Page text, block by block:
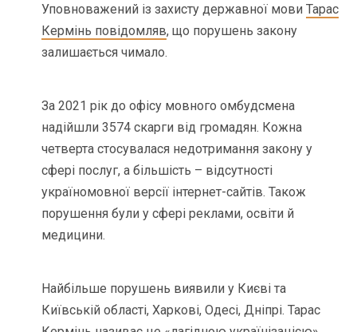
Уповноважений із захисту державної мовиТарас
Кермінь повідомляв, що порушень закону
залишається чимало.
За 2021 рік до офісу мовного омбудсмена
надійшли 3574 скарги від громадян. Кожна
четверта стосувалася недотримання закону у
сфері послуг, а більшість – відсутності
україномовної версії інтернет-сайтів. Також
порушення були у сфері реклами, освіти й
медицини.
Найбільше порушень виявили у Києві та
Київській області, Харкові, Одесі, Дніпрі. Тарас